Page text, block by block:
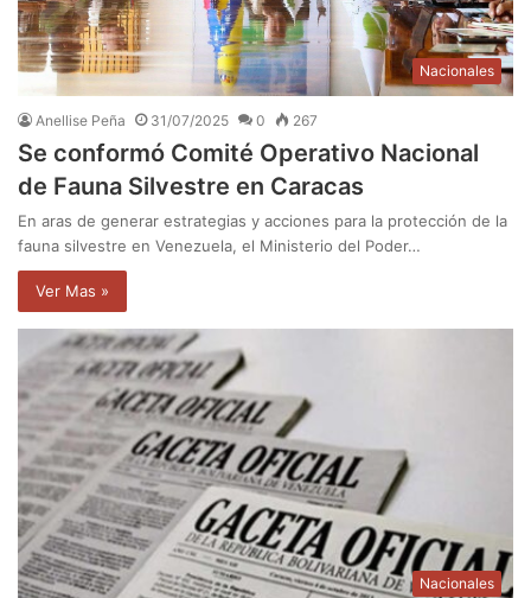
Nacionales
Anellise Peña 31/07/2025 0 267
Se conformó Comité Operativo Nacional
de Fauna Silvestre en Caracas
En aras de generar estrategias y acciones para la protección de la
fauna silvestre en Venezuela, el Ministerio del Poder…
Ver Mas »
Nacionales